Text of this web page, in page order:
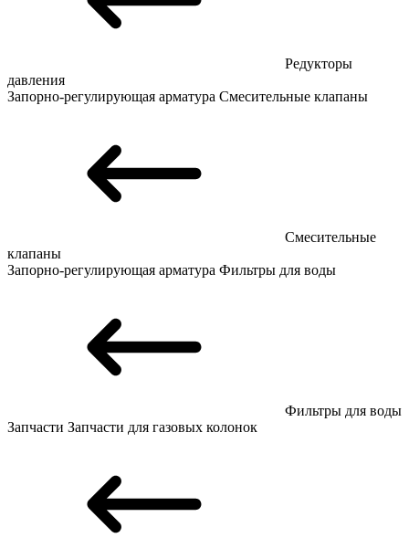
Редукторы
давления
Запорно-регулирующая арматура Смесительные клапаны
Смесительные
клапаны
Запорно-регулирующая арматура Фильтры для воды
Фильтры для воды
Запчасти Запчасти для газовых колонок